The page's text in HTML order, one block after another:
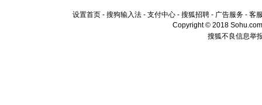
设置首页 - 搜狗输入法 - 支付中心 - 搜狐招聘 - 广告服务 - 客
Copyright © 2018
搜狐不良信息举